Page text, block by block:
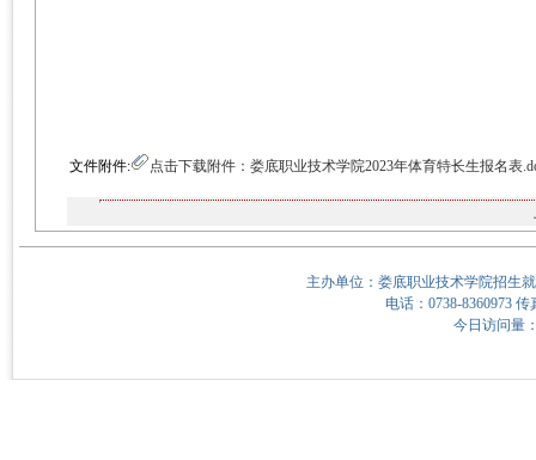
文件附件: 点击下载附件：娄底职业技术学院2023年体育特长生报名表
主办单位：娄底职业技术学院招生
电话：0738-8360973
今日访问量